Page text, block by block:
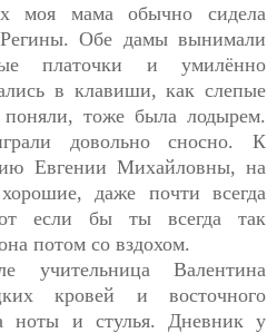
моя мама обычно сидела
Обе дамы вынимали
платочки и умилённо
в клавиши, как слепые
тоже была лодырем.
довольно сносно. К
Евгении Михайловны, на
даже почти всегда
если бы ты всегда так
потом со вздохом.
учительница Валентина
кровей и восточного
ноты и стулья. Дневник у